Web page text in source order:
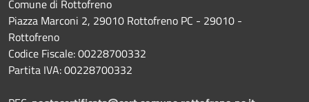
Comune di Rottofreno
Piazza Marconi 2, 29010 Rottofreno PC - 29010 -
Rottofreno
Codice Fiscale: 00228700332
Partita IVA: 00228700332